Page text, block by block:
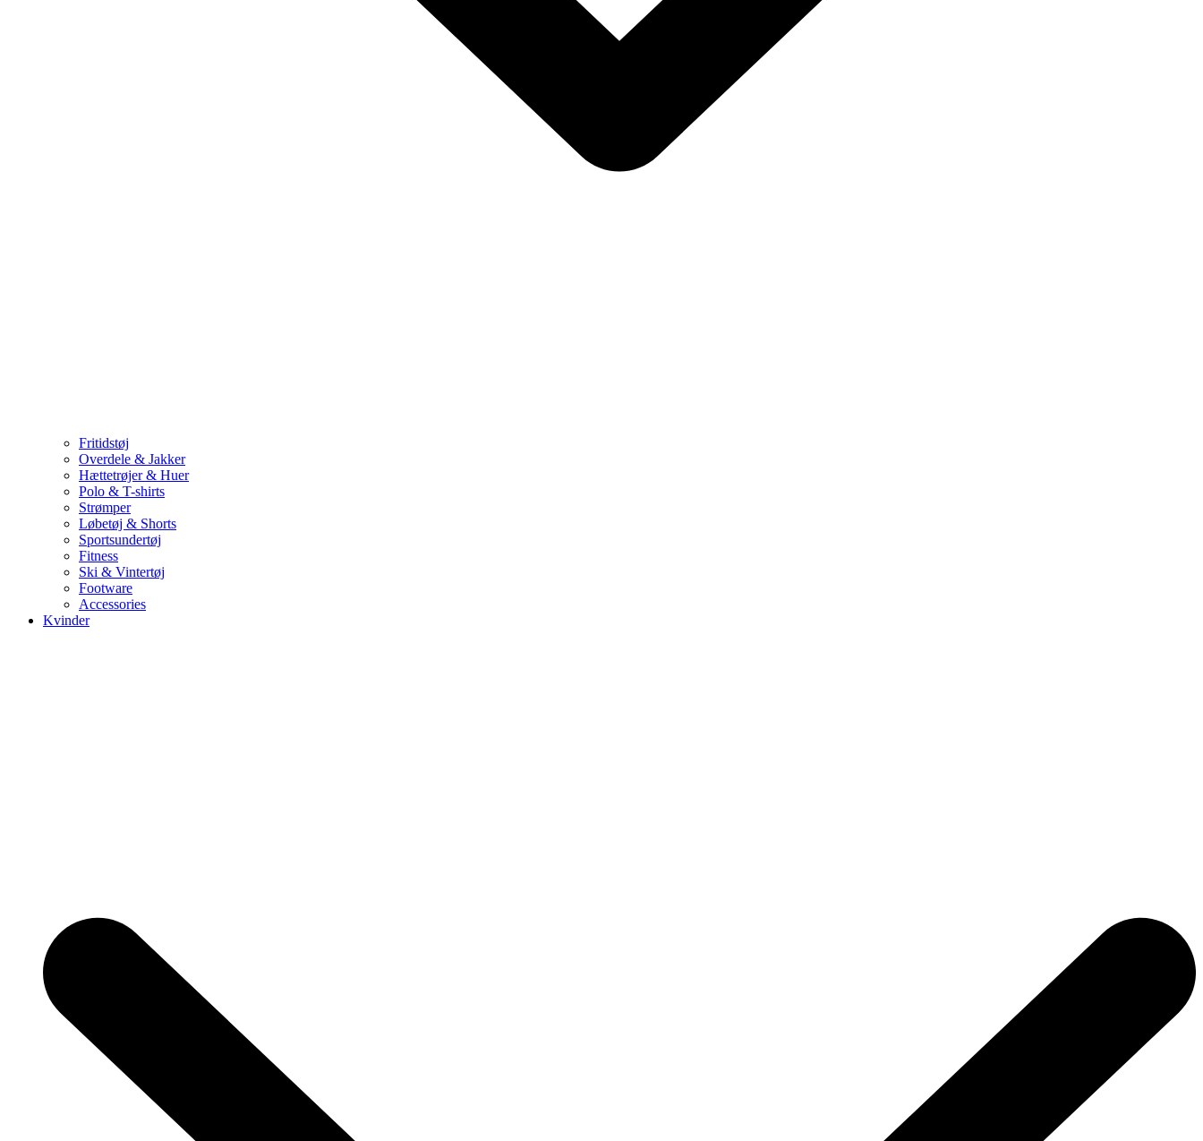
Fritidstøj
Overdele & Jakker
Hættetrøjer & Huer
Polo & T-shirts
Strømper
Løbetøj & Shorts
Sportsundertøj
Fitness
Ski & Vintertøj
Footware
Accessories
Kvinder